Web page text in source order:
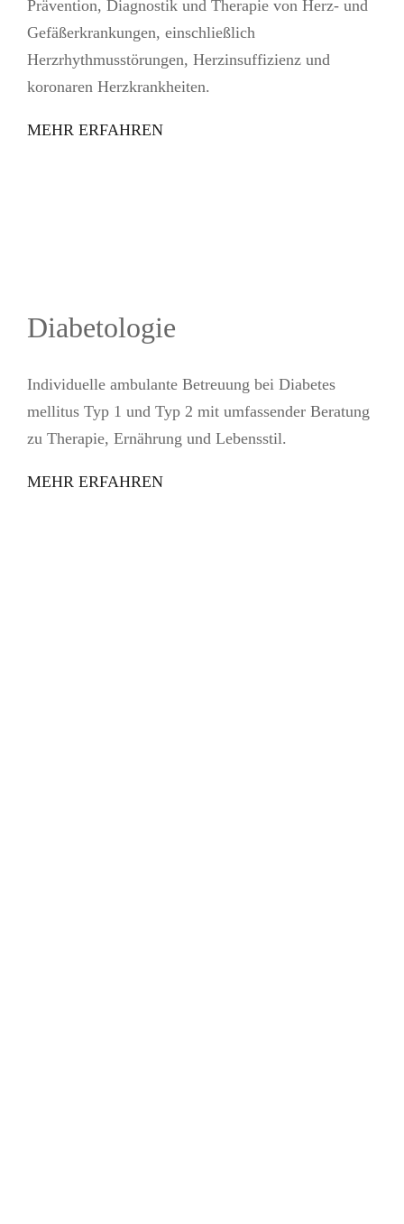
Prävention, Diagnostik und Therapie von Herz- und
Gefäßerkrankungen, einschließlich
Herzrhythmusstörungen, Herzinsuffizienz und
koronaren Herzkrankheiten.
MEHR ERFAHREN
Diabetologie
Individuelle ambulante Betreuung bei Diabetes
mellitus Typ 1 und Typ 2 mit umfassender Beratung
zu Therapie, Ernährung und Lebensstil.
MEHR ERFAHREN